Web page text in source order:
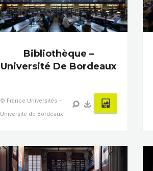
Bibliothèque –
Université De Bordeaux
© France Universités –
Université de Bordeaux